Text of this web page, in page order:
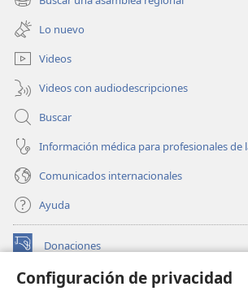
Configuración de privacidad
nueva
ventana)
(abre
una
nueva
ventana)
Lo nuevo
Videos
Videos con audiodescripciones
Buscar
Información médica para profesionales de
Comunicados internacionales
Ayuda
Donaciones
(abre
nueva BIBLIOTECA EN LÍNEA Watchtower™